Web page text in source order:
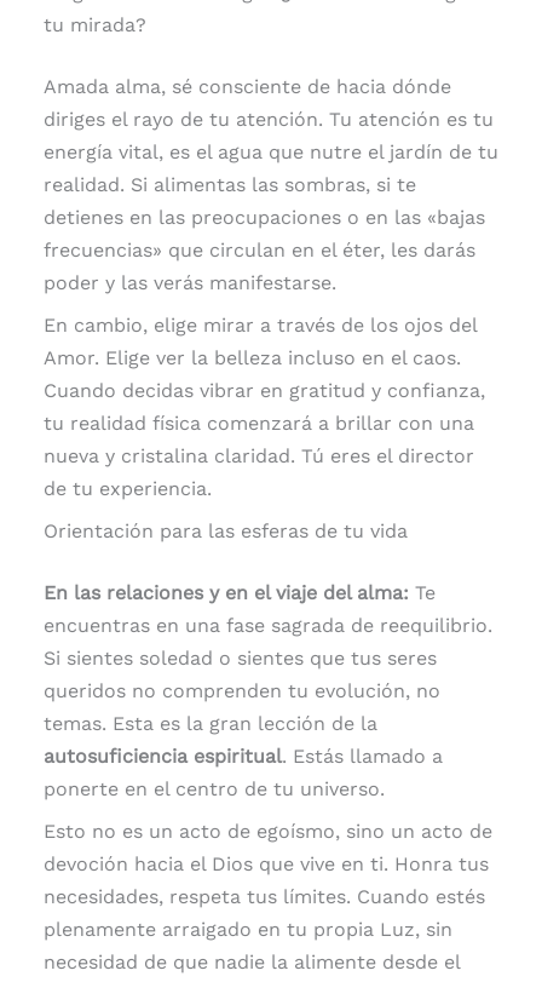
tu mirada?
Amada alma, sé consciente de hacia dónde
diriges el rayo de tu atención. Tu atención es tu
energía vital, es el agua que nutre el jardín de tu
realidad. Si alimentas las sombras, si te
detienes en las preocupaciones o en las «bajas
frecuencias» que circulan en el éter, les darás
poder y las verás manifestarse.
En cambio, elige mirar a través de los ojos del
Amor. Elige ver la belleza incluso en el caos.
Cuando decidas vibrar en gratitud y confianza,
tu realidad física comenzará a brillar con una
nueva y cristalina claridad. Tú eres el director
de tu experiencia.
Orientación para las esferas de tu vida
En las relaciones y en el viaje del alma: Te
encuentras en una fase sagrada de reequilibrio.
Si sientes soledad o sientes que tus seres
queridos no comprenden tu evolución, no
temas. Esta es la gran lección de la
autosuficiencia espiritual. Estás llamado a
ponerte en el centro de tu universo.
Esto no es un acto de egoísmo, sino un acto de
devoción hacia el Dios que vive en ti. Honra tus
necesidades, respeta tus límites. Cuando estés
plenamente arraigado en tu propia Luz, sin
necesidad de que nadie la alimente desde el